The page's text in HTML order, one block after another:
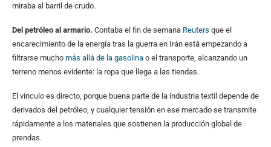
miraba al barril de crudo.
Del petróleo al armario. Contaba el fin de semana Reuters que el
encarecimiento de la energía tras la guerra en Irán está empezando a
filtrarse mucho más allá de la gasolina o el transporte, alcanzando un
terreno menos evidente: la ropa que llega a las tiendas.
El vínculo es directo, porque buena parte de la industria textil depende de
derivados del petróleo, y cualquier tensión en ese mercado se transmite
rápidamente a los materiales que sostienen la producción global de
prendas.